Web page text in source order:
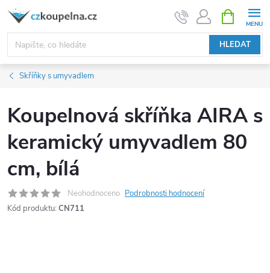
Přejít
obsah
HLEDAT
NÁKUPNÍ
KOŠÍK
Skříňky s umyvadlem
Koupelnová skříňka AIRA s
keramický umyvadlem 80
cm, bílá
Neohodnoceno Podrobnosti hodnocení
Kód produktu: CN711